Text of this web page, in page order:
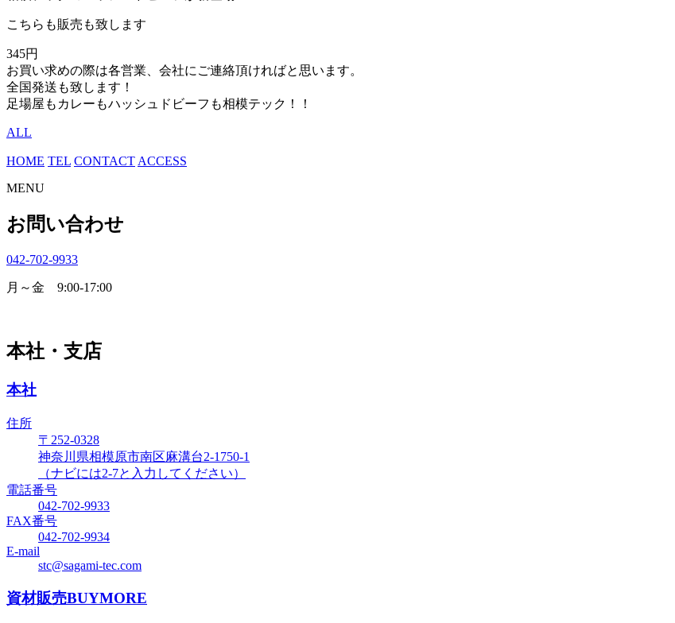
こちらも販売も致します
345円
お買い求めの際は各営業、会社にご連絡頂ければと思います。
全国発送も致します！
足場屋もカレーもハッシュドビーフも相模テック！！
ALL
HOME TEL CONTACT ACCESS
MENU
お問い合わせ
042-702-9933
月～金 9:00-17:00
本社・支店
本社
住所
〒252-0328
神奈川県相模原市南区麻溝台2-1750-1
（ナビには2-7と入力してください）
電話番号
042-702-9933
FAX番号
042-702-9934
E-mail
stc@sagami-tec.com
資材販売BUYMORE